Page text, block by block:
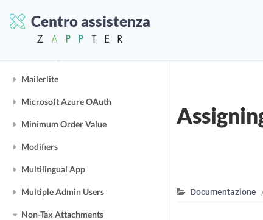
Centro assistenza
Lottie JS
Loyalty Points
Mailerlite
Microsoft Azure OAuth
Minimum Order Value
Modifiers
Multilingual App
Multiple Admin Users
Non-Tax Attachments
Documentazione